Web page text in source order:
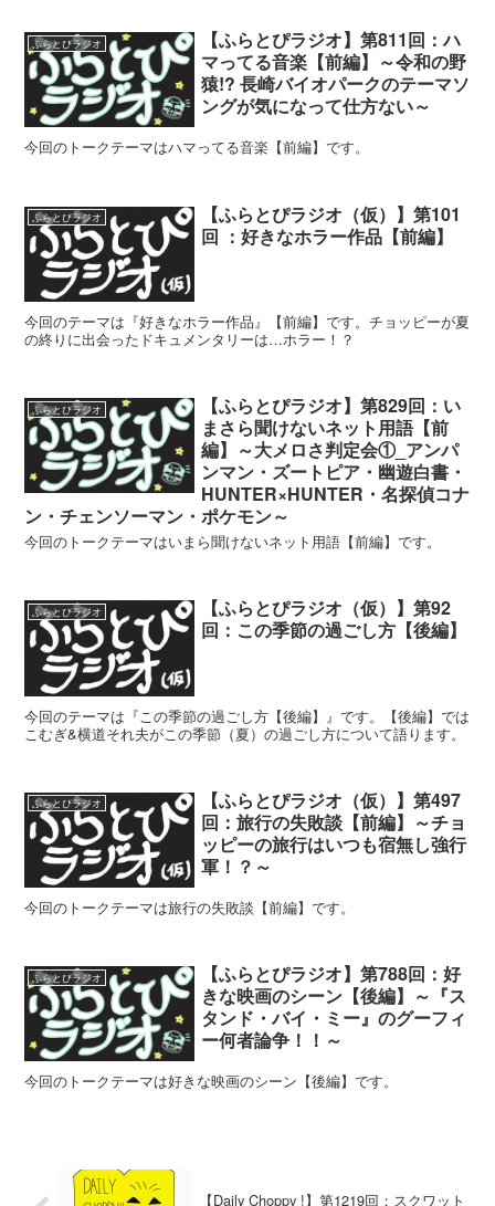
ふらとぴラジオ
【ふらとぴラジオ】第811回：ハ
マってる音楽【前編】～令和の野
猿!? 長崎バイオパークのテーマソ
ングが気になって仕方ない～
今回のトークテーマはハマってる音楽【前編】です。
ふらとぴラジオ
【ふらとぴラジオ（仮）】第101
回 ：好きなホラー作品【前編】
今回のテーマは『好きなホラー作品』【前編】です。チョッピーが夏
の終りに出会ったドキュメンタリーは…ホラー！？
ふらとぴラジオ
【ふらとぴラジオ】第829回：い
まさら聞けないネット用語【前
編】～大メロさ判定会①_アンパ
ンマン・ズートピア・幽遊白書・
HUNTER×HUNTER・名探偵コナ
ン・チェンソーマン・ポケモン～
今回のトークテーマはいまら聞けないネット用語【前編】です。
ふらとぴラジオ
【ふらとぴラジオ（仮）】第92
回：この季節の過ごし方【後編】
今回のテーマは『この季節の過ごし方【後編】』です。【後編】では
こむぎ&横道それ夫がこの季節（夏）の過ごし方について語ります。
ふらとぴラジオ
【ふらとぴラジオ（仮）】第497
回：旅行の失敗談【前編】～チョ
ッピーの旅行はいつも宿無し強行
軍！？～
今回のトークテーマは旅行の失敗談【前編】です。
ふらとぴラジオ
【ふらとぴラジオ】第788回：好
きな映画のシーン【後編】～『ス
タンド・バイ・ミー』のグーフィ
ー何者論争！！～
今回のトークテーマは好きな映画のシーン【後編】です。
【Daily Choppy !】第1219回：スクワット